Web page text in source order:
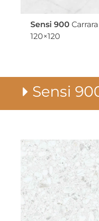
Sensi 900 Carrara
120×120
Sensi